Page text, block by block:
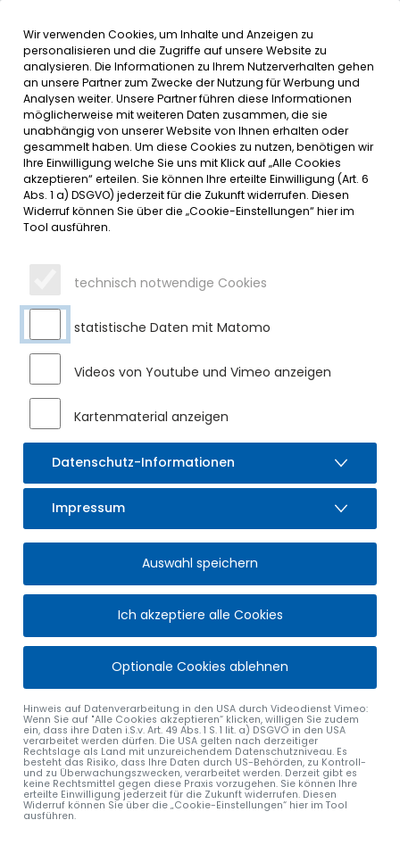
Inhalt der Seite anspringen
Informationen undMENÜ
SERVICE
M-NET UND AÜW BRINGEN
GLASFASER-INTERNET NACH
SULZBERG
Gemeinsam mit dem AÜW Allgäuer Überlandwerk (AÜW)
erweitert Glasfaseranbieter M-net das Glasfasernetz in
Sulzberg.
Am Freitag, den 5. August hat 1. Bürgermeister Gerhard Frey
einen entsprechenden Kooperationsvertrag mit dem AÜW
und M-net unterzeichnet. Mit der Vertragsunterzeichnung
ist die Grundlage für den weiteren Breitbandausbau im
Markt Sulzberg geschaffen: Im Laufe der kommenden drei
Jahre werden rund 140 Haushalte und Gewerbeeinheiten mit
zukunftssicheren Glasfaserleitungen ausgestattet. Dafür
wird das AÜW neue Glasfaserkabel über eine Tiefbaulänge
voraussichtlich im zweiten Quartal des kommenden Jahres.
Mit den FTTH-Glasfaseranschlüssen (Fiber-to-the-Home)
können Geschwindigkeiten bis zu 1 Gigabit pro Sekunde (=
1.000 Mbit/s) und künftig sogar noch höhere
Geschwindigkeiten bereitgestellt werden.
Einige Haushalte im Außenbereich sowie im Neubaugebiet
Öschle verfügen bereits über neue Glasfaseranschlüsse. Bei
dem kommenden Ausbauprojekt werden nun auch weitere
Ortsteile im Norden erschlossen.
1. Bürgermeister Gerhard Frey freut sich, dass mit dem
Allgäuer Überlandwerk und M-net zwei regionale
Unternehmen mit viel Erfahrung im Breitbandausbau die
Glasfaserschließung von Sulzberg übernehmen werden.
„Von den neuen Anschlüssen werden nicht nur die
Einwohnerinnen und Einwohner direkt profitieren. Die
Wir verwenden Cookies, um Inhalte und Anzeigen zu
personalisieren und die Zugriffe auf unsere Website zu
analysieren. Die Informationen zu Ihrem Nutzerverhalten gehen
an unsere Partner zum Zwecke der Nutzung für Werbung und
Analysen weiter. Unsere Partner führen diese Informationen
möglicherweise mit weiteren Daten zusammen, die sie
unabhängig von unserer Website von Ihnen erhalten oder
gesammelt haben. Um diese Cookies zu nutzen, benötigen wir
Ihre Einwilligung welche Sie uns mit Klick auf „Alle Cookies
akzeptieren“ erteilen. Sie können Ihre erteilte Einwilligung (Art. 6
Abs. 1 a) DSGVO) jederzeit für die Zukunft widerrufen. Diesen
Widerruf können Sie über die „Cookie-Einstellungen“ hier im
Tool ausführen.
technisch notwendige Cookies
statistische Daten mit Matomo
Videos von Youtube und Vimeo anzeigen
Kartenmaterial anzeigen
Datenschutz-Informationen
Impressum
Auswahl speichern
Ich akzeptiere alle Cookies
Optionale Cookies ablehnen
Hinweis auf Datenverarbeitung in den USA durch Videodienst Vimeo:
Wenn Sie auf "Alle Cookies akzeptieren“ klicken, willigen Sie zudem
ein, dass ihre Daten i.S.v. Art. 49 Abs. 1 S. 1 lit. a) DSGVO in den USA
verarbeitet werden dürfen. Die USA gelten nach derzeitiger
Rechtslage als Land mit unzureichendem Datenschutzniveau. Es
besteht das Risiko, dass Ihre Daten durch US-Behörden, zu Kontroll-
und zu Überwachungszwecken, verarbeitet werden. Derzeit gibt es
keine Rechtsmittel gegen diese Praxis vorzugehen. Sie können Ihre
erteilte Einwilligung jederzeit für die Zukunft widerrufen. Diesen
Widerruf können Sie über die „Cookie-Einstellungen“ hier im Tool
ausführen.